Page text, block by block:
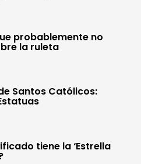
probablemente no
la ruleta
Santos Católicos:
tiene la ‘Estrella